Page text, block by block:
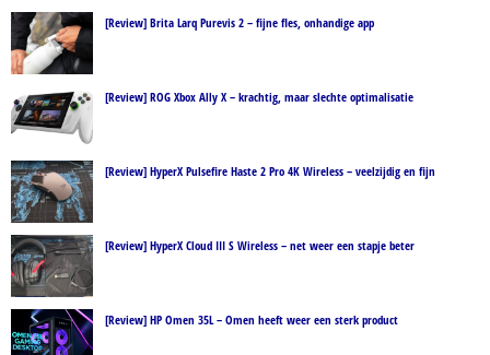
[Review] Brita Larq Purevis 2 – fijne fles, onhandige app
[Review] ROG Xbox Ally X – krachtig, maar slechte optimalisatie
[Review] HyperX Pulsefire Haste 2 Pro 4K Wireless – veelzijdig en fijn
[Review] HyperX Cloud III S Wireless – net weer een stapje beter
[Review] HP Omen 35L – Omen heeft weer een sterk product